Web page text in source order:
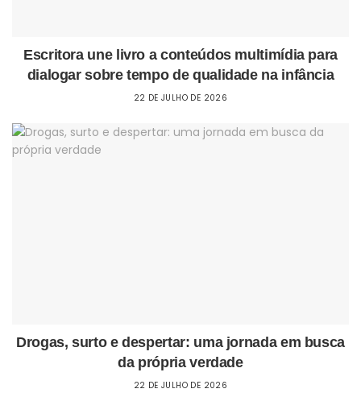
Escritora une livro a conteúdos multimídia para
dialogar sobre tempo de qualidade na infância
22 DE JULHO DE 2026
Drogas, surto e despertar: uma jornada em busca
da própria verdade
22 DE JULHO DE 2026